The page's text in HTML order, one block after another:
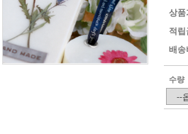
상품
적립
배송
수량